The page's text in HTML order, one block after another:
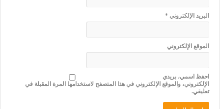
البريد الإلكتروني*
الموقع الإلكتروني
احفظ اسمي، بريدي
الإلكتروني، والموقع الإلكتروني في هذا المتصفح لاستخدامها المرة المقبلة في
تعليقي.